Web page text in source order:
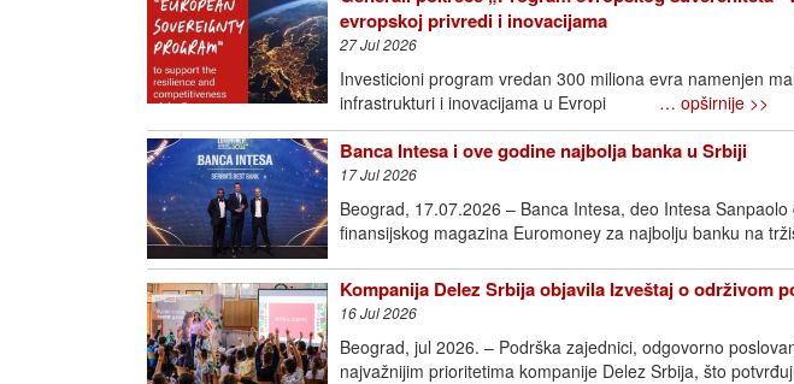
evropskoj privredi i inovacijama
27 Jul 2026
Investicioni program vredan 300 miliona evra namenjen
infrastrukturi i inovacijama u Evropi … opširnije >>
Banca Intesa i ove godine najbolja banka u Srbiji
17 Jul 2026
Beograd, 17.07.2026 – Banca Intesa, deo Intesa
finansijskog magazina Euromoney za najbolju banku na
Kompanija Delez Srbija objavila Izveštaj o održivom
16 Jul 2026
Beograd, jul 2026. – Podrška zajednici, odgovorno
najvažnijim prioritetima kompanije Delez Srbija, što